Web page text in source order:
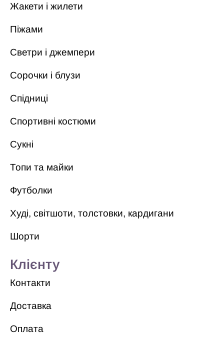
Жакети і жилети
Піжами
Светри і джемпери
Сорочки і блузи
Спідниці
Спортивні костюми
Сукні
Топи та майки
Футболки
Худі, світшоти, толстовки, кардигани
Шорти
Клієнту
Контакти
Доставка
Оплата